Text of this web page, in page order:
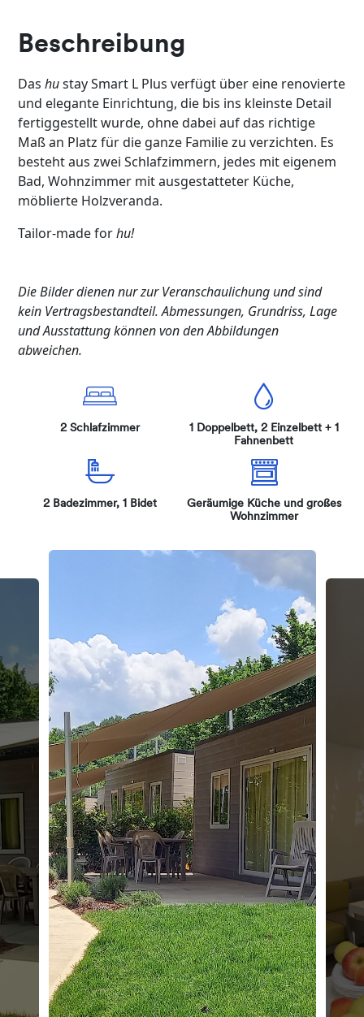
Beschreibung
Dashustay Smart L Plus verfügt über eine renovierte
und elegante Einrichtung, die bis ins kleinste Detail
fertiggestellt wurde, ohne dabei auf das richtige
Maß an Platz für die ganze Familie zu verzichten. Es
besteht aus zwei Schlafzimmern, jedes mit eigenem
Bad, Wohnzimmer mit ausgestatteter Küche,
möblierte Holzveranda.
Tailor-made forhu!
Die Bilder dienen nur zur Veranschaulichung und sind
kein Vertragsbestandteil. Abmessungen, Grundriss, Lage
und Ausstattung können von den Abbildungen
abweichen.
2 Schlafzimmer
1 Doppelbett, 2 Einzelbett + 1
Fahnenbett
2 Badezimmer, 1 Bidet
Geräumige Küche und großes
Wohnzimmer